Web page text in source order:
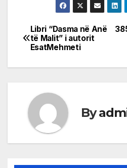
Post
navigation
Libri “Dasma në Anë
të Malit” i autorit
EsatMehmeti
By